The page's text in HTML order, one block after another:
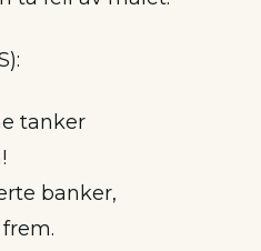
tanker
banker,